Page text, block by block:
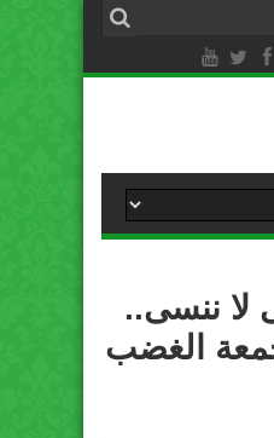
لا ننسى..
الغضب